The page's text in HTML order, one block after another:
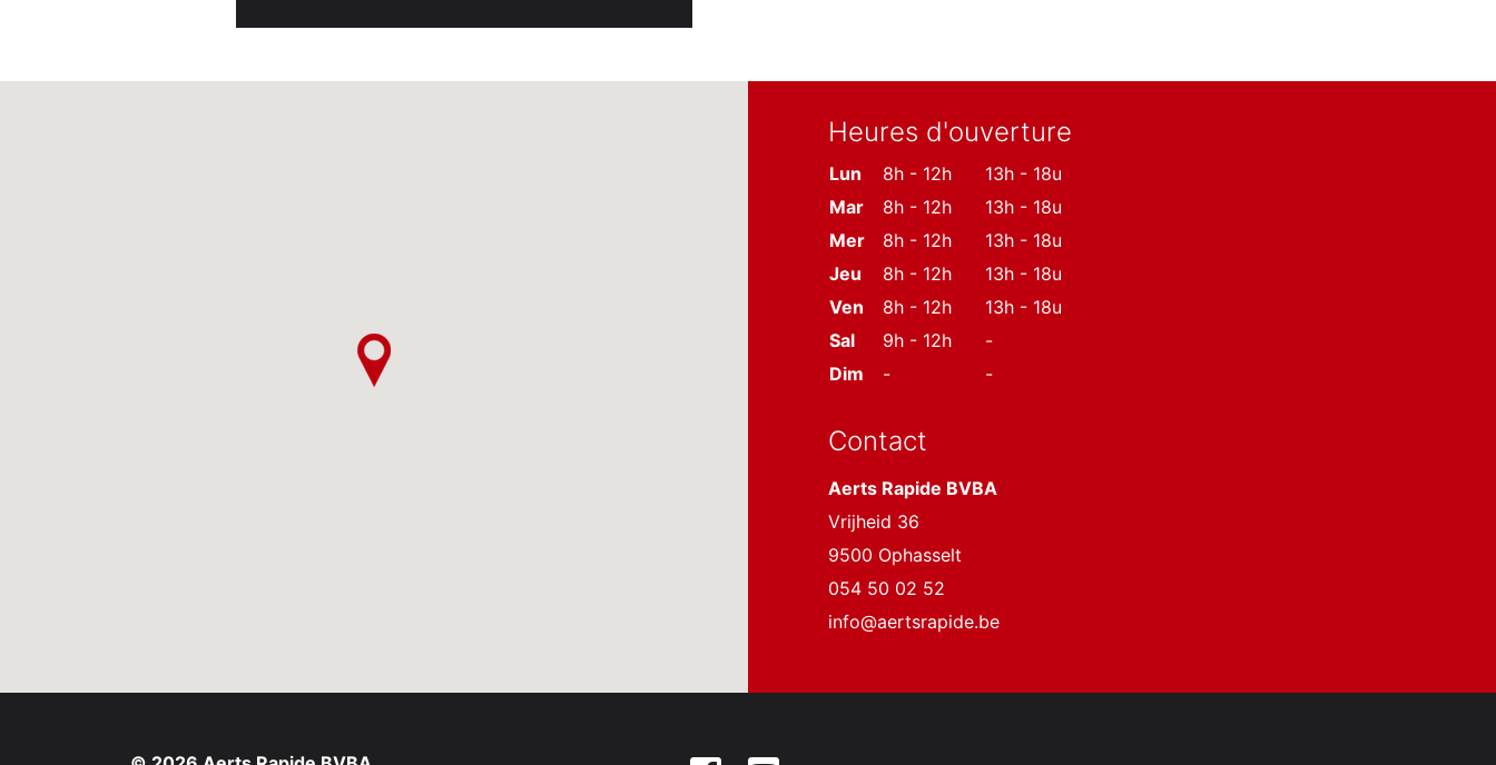
Heures d'ouverture
Lun 8h - 12h
13h - 18u
Mar
8h - 12h
13h - 18u
Mer
8h - 12h
13h - 18u
Jeu
8h - 12h
13h - 18u
Ven
8h - 12h
13h - 18u
Sal
9h - 12h
-
Dim
- -
Contact
Aerts Rapide BVBA
Vrijheid 36
9500 Ophasselt
054 50 02 52
info@aertsrapide.be